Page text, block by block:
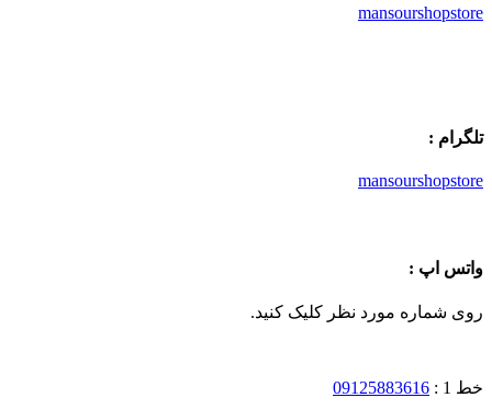
mansourshopstore
تلگرام :
mansourshopstore
واتس اپ :
روی شماره مورد نظر کلیک کنید.
خط 1 : 09125883616